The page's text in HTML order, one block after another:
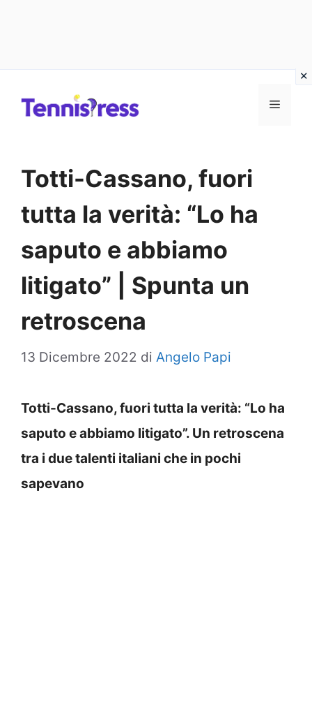
MENU
Totti-Cassano, fuori
tutta la verità: “Lo ha
saputo e abbiamo
litigato” | Spunta un
retroscena
13 Dicembre 2022 di Angelo Papi
Totti-Cassano, fuori tutta la verità: “Lo ha
saputo e abbiamo litigato”. Un retroscena
tra i due talenti italiani che in pochi
sapevano